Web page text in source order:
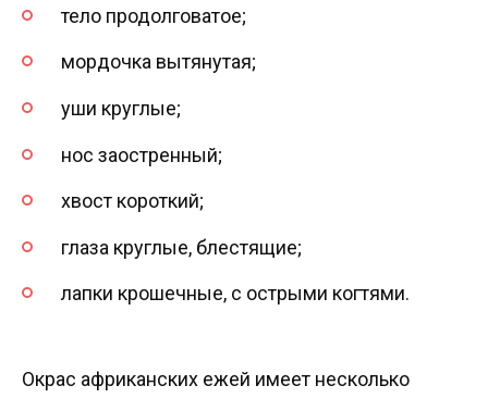
тело продолговатое;
мордочка вытянутая;
уши круглые;
нос заостренный;
хвост короткий;
глаза круглые, блестящие;
лапки крошечные, с острыми когтями.
Окрас африканских ежей имеет несколько